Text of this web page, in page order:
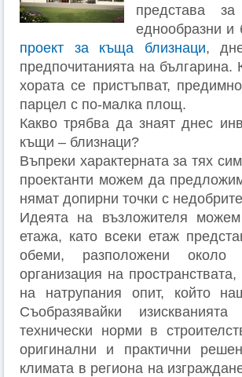
представа
еднообразни и
проект за къща близнаци,
предпочитанията на българина.
хората се пристъпват,
парцел с по-малка площ.
Какво трябва да знаят днес
къщи – близнаци?
Въпреки характерната за тях
проектанти можем да
нямат допирни точки с
Идеята на възложителя
етажа, като всеки етаж
обеми, разположени около
организация на
на натрупания опит, който
Съобразявайки
технически норми в
оригинални и практични
климата в региона на